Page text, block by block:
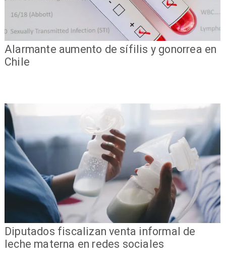
Alarmante aumento de sífilis y gonorrea en
Chile
Diputados fiscalizan venta informal de
leche materna en redes sociales